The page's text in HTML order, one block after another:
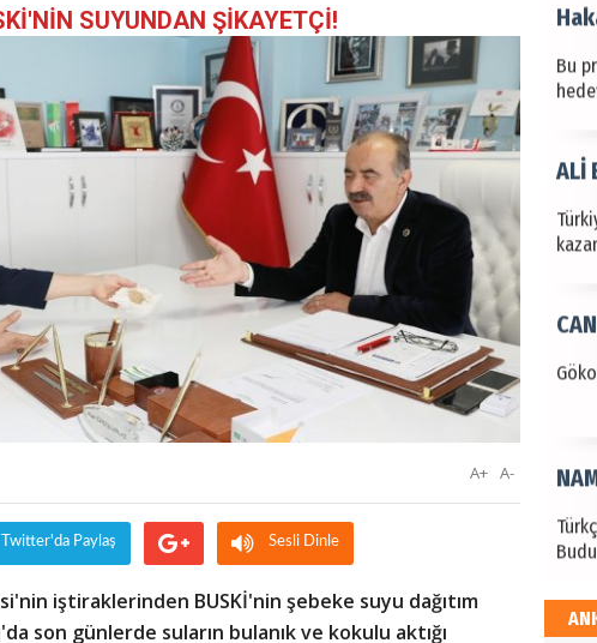
SUYUNDAN ŞİKAYETÇİ!
A-
A+
Twitter'da Paylaş Sesli Dinle
iştiraklerinden BUSKİ'nin şebeke suyu dağıtım
son günlerde suların bulanık ve kokulu aktığı
Bu
ALİ